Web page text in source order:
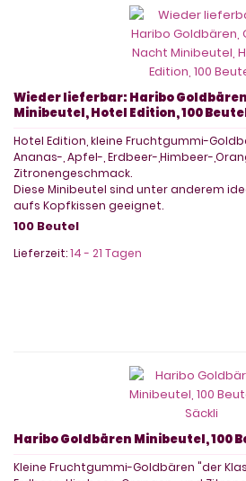
Wieder lieferbar: Haribo
Minibeutel, Hotel Edition, 100
Hotel Edition, kleine Fruchtgummi-
Ananas-, Apfel-, Erdbeer-,Himbeer-
Zitronengeschmack.
Diese Minibeutel sind unter anderem
aufs Kopfkissen geeignet.
100 Beutel
Lieferzeit:14 - 21 Tagen
Haribo Goldbären Minibeutel, 100
Kleine Fruchtgummi-Goldbären "der